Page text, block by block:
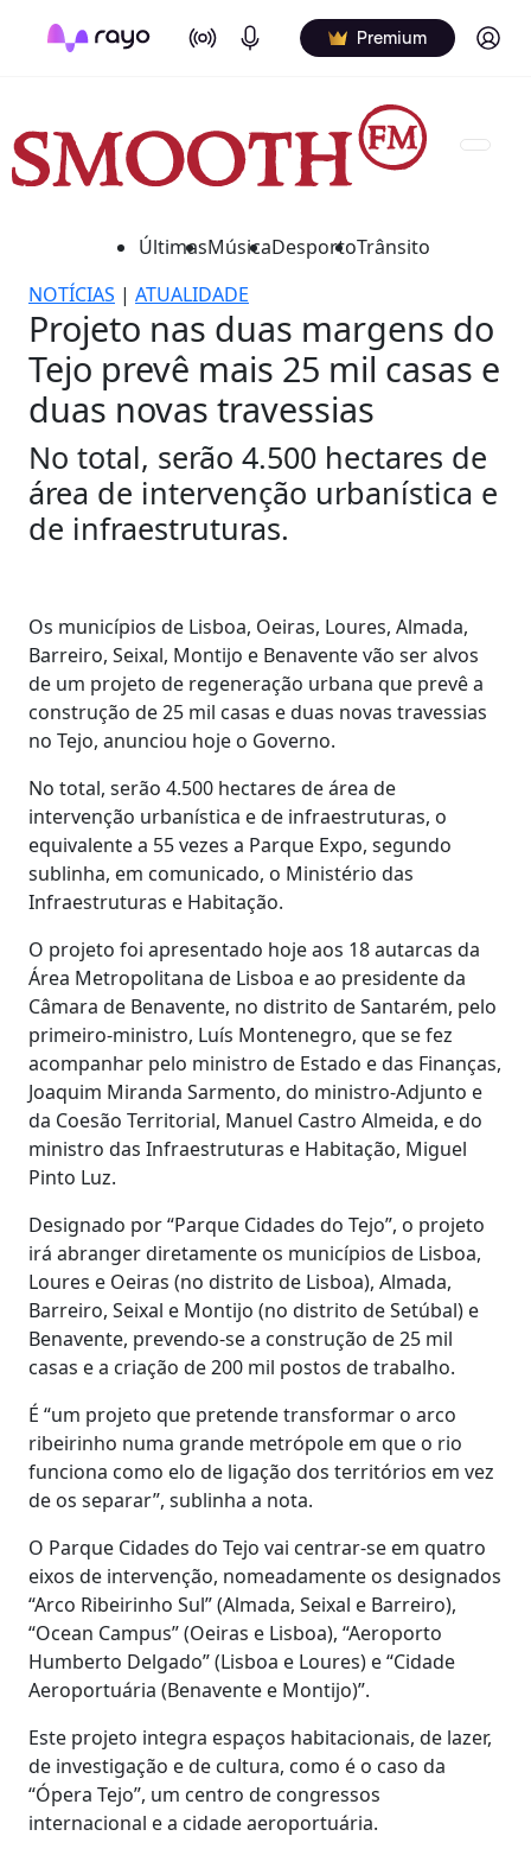
On Air Podcasts Premium Log in
ÚltimasMúsicaDesportoTrânsito
NOTÍCIAS | ATUALIDADE
Projeto nas duas margens do
Tejo prevê mais 25 mil casas e
duas novas travessias
No total, serão 4.500 hectares de
área de intervenção urbanística e
de infraestruturas.
Os municípios de Lisboa, Oeiras, Loures, Almada,
Barreiro, Seixal, Montijo e Benavente vão ser alvos
de um projeto de regeneração urbana que prevê a
construção de 25 mil casas e duas novas travessias
no Tejo, anunciou hoje o Governo.
No total, serão 4.500 hectares de área de
intervenção urbanística e de infraestruturas, o
equivalente a 55 vezes a Parque Expo, segundo
sublinha, em comunicado, o Ministério das
Infraestruturas e Habitação.
O projeto foi apresentado hoje aos 18 autarcas da
Área Metropolitana de Lisboa e ao presidente da
Câmara de Benavente, no distrito de Santarém, pelo
primeiro-ministro, Luís Montenegro, que se fez
acompanhar pelo ministro de Estado e das Finanças,
Joaquim Miranda Sarmento, do ministro-Adjunto e
da Coesão Territorial, Manuel Castro Almeida, e do
ministro das Infraestruturas e Habitação, Miguel
Pinto Luz.
Designado por “Parque Cidades do Tejo”, o projeto
irá abranger diretamente os municípios de Lisboa,
Loures e Oeiras (no distrito de Lisboa), Almada,
Barreiro, Seixal e Montijo (no distrito de Setúbal) e
Benavente, prevendo-se a construção de 25 mil
casas e a criação de 200 mil postos de trabalho.
É “um projeto que pretende transformar o arco
ribeirinho numa grande metrópole em que o rio
funciona como elo de ligação dos territórios em vez
de os separar”, sublinha a nota.
O Parque Cidades do Tejo vai centrar-se em quatro
eixos de intervenção, nomeadamente os designados
“Arco Ribeirinho Sul” (Almada, Seixal e Barreiro),
“Ocean Campus” (Oeiras e Lisboa), “Aeroporto
Humberto Delgado” (Lisboa e Loures) e “Cidade
Aeroportuária (Benavente e Montijo)”.
Este projeto integra espaços habitacionais, de lazer,
de investigação e de cultura, como é o caso da
“Ópera Tejo”, um centro de congressos
internacional e a cidade aeroportuária.